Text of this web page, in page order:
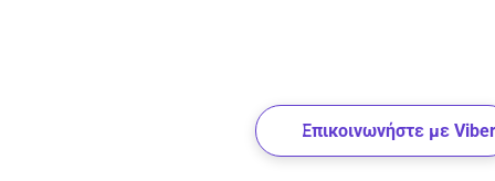
Επικοινωνήστε με Viber